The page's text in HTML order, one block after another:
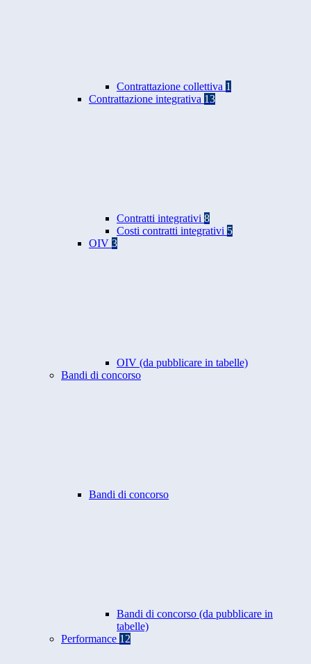
Contrattazione collettiva 1
Contrattazione integrativa 13
Contratti integrativi 8
Costi contratti integrativi 5
OIV 3
OIV (da pubblicare in tabelle)
Bandi di concorso
Bandi di concorso
Bandi di concorso (da pubblicare in
tabelle)
Performance 12